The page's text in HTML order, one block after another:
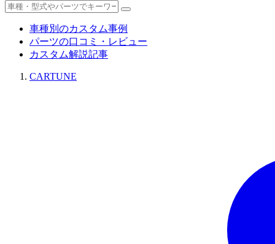
車種別のカスタム事例
パーツの口コミ・レビュー
カスタム解説記事
CARTUNE